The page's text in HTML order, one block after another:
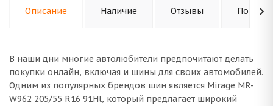
Описание Наличие Отзывы
В наши дни многие автолюбители предпочитают делать
покупки онлайн, включая и шины для своих автомобилей.
Одним из популярных брендов шин является Mirage MR-
W962 205/55 R16 91Hl, который предлагает широкий